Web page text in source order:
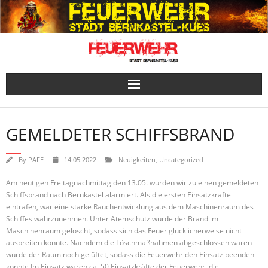
Skip
to
content
GEMELDETER SCHIFFSBRAND
By PAFE 14.05.2022 Neuigkeiten Uncategorized
Am heutigen Freitagnachmittag den 13.05. wurden wir zu einen gemeldeten
Schiffsbrand nach Bernkastel alarmiert. Als die ersten Einsatzkräfte
eintrafen, war eine starke Rauchentwicklung aus dem Maschinenraum des
Schiffes wahrzunehmen. Unter Atemschutz wurde der Brand im
Maschinenraum gelöscht, sodass sich das Feuer glücklicherweise nicht
ausbreiten konnte. Nachdem die Löschmaßnahmen abgeschlossen waren
wurde der Raum noch gelüftet, sodass die Feuerwehr den Einsatz beenden